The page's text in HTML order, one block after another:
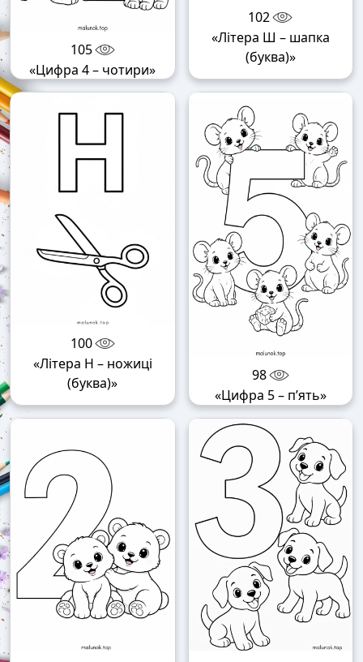
105
«Цифра 4 – чотири»
102
«Літера Ш – шапка
(буква)»
100
«Літера Н – ножиці
(буква)»
98
«Цифра 5 – п’ять»